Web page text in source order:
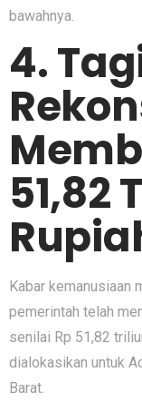
bawahnya.
4.
51,82
Kabar kemanusiaan
pemerintah telah
senilai Rp 51,82
dialokasikan untuk
Barat.